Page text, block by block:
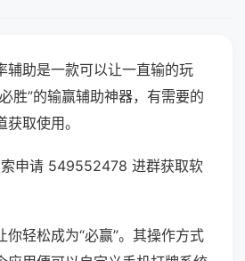
辅助是一款可以让一直输的玩
胜”的输赢辅助神器，有需要的
取使用。
申请 549552478 进群获取软
你轻松成为“必赢”。其操作方式